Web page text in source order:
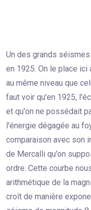
Un des grands
en 1925. On le place ici
au même niveau que
faut voir qu'en 1925,
et qu'on ne possédait
l'énergie dégagée au
comparaison avec son
de Mercalli qu'on
ordre. Cette courbe
arithmétique de la
croît de manière